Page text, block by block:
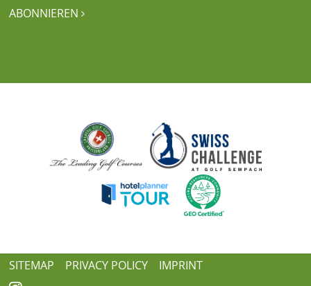
ABONNIEREN
SITEMAP PRIVACY POLICY IMPRINT